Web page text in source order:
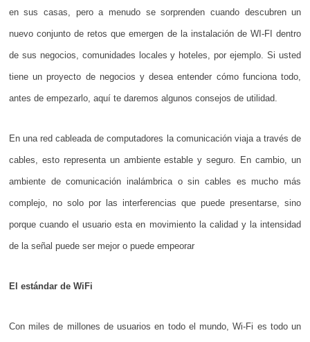
en sus casas, pero a menudo se sorprenden cuando descubren un
nuevo conjunto de retos que emergen de la instalación de WI-FI dentro
de sus negocios, comunidades locales y hoteles, por ejemplo. Si usted
tiene un proyecto de negocios y desea entender cómo funciona todo,
antes de empezarlo, aquí te daremos algunos consejos de utilidad.
En una red cableada de computadores la comunicación viaja a través de
cables, esto representa un ambiente estable y seguro. En cambio, un
ambiente de comunicación inalámbrica o sin cables es mucho más
complejo, no solo por las interferencias que puede presentarse, sino
porque cuando el usuario esta en movimiento la calidad y la intensidad
de la señal puede ser mejor o puede empeorar
El estándar de WiFi
Con miles de millones de usuarios en todo el mundo, Wi-Fi es todo un